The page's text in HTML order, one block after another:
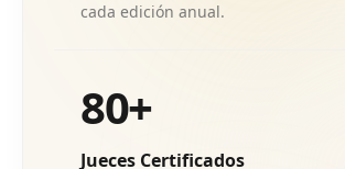
cada edición anual.
80+
Jueces Certificados